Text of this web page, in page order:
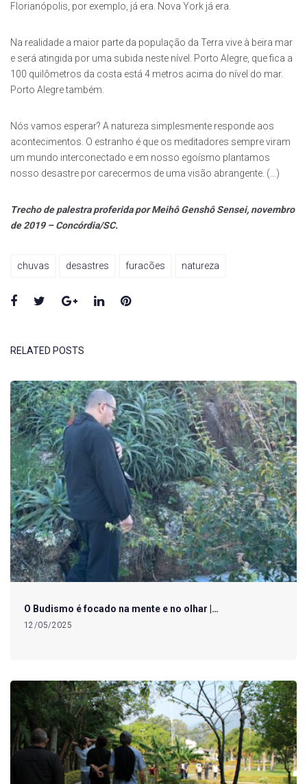
Florianópolis, por exemplo, já era. Nova York já era.
Na realidade a maior parte da população da Terra vive à beira mar
e será atingida por uma subida neste nível. Porto Alegre, que fica a
100 quilômetros da costa está 4 metros acima do nível do mar.
Porto Alegre também.
Nós vamos esperar? A natureza simplesmente responde aos
acontecimentos. O estranho é que os meditadores sempre viram
um mundo interconectado e em nosso egoísmo plantamos
nosso desastre por carecermos de uma visão abrangente. (…)
Trecho de palestra proferida por Meihô Genshô Sensei, novembro
de 2019 – Concórdia/SC.
chuvas desastres furacões natureza
Facebook
TwitterGoogle+LinkedInPinterest
RELATED POSTS
O Budismo é focado na mente e no olhar |…
12/05/2025